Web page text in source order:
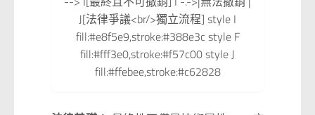
J[法律爭議<br/>獨立流程] style I
fill:#e8f5e9,stroke:#388e3c style F
fill:#fff3e0,stroke:#f57c00 style J
fill:#ffebee,stroke:#c62828